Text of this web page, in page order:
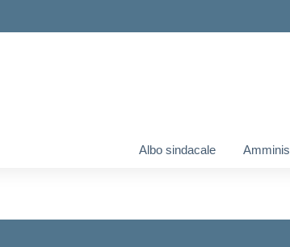
Albo sindacale